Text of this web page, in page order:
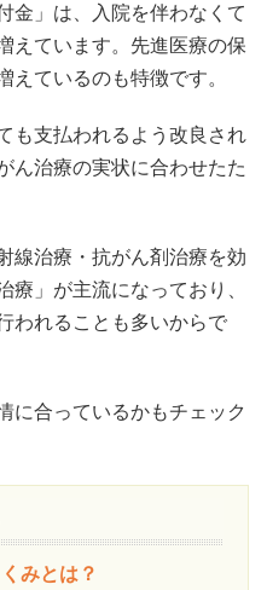
金」は、入院を伴わなくて
えています。先進医療の保
えているのも特徴です。
も支払われるよう改良され
ん治療の実状に合わせたた
線治療・抗がん剤治療を効
療」が主流になっており、
われることも多いからで
に合っているかもチェック
みとは？